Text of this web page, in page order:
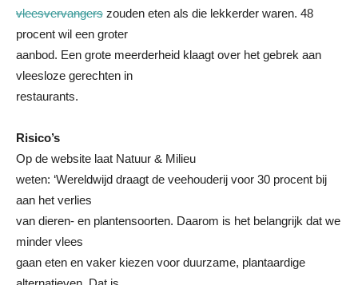
vleesvervangers zouden eten als die lekkerder waren. 48
procent wil een groter
aanbod. Een grote meerderheid klaagt over het gebrek aan
vleesloze gerechten in
restaurants.
Risico’s
Op de website laat Natuur & Milieu
weten: ‘Wereldwijd draagt de veehouderij voor 30 procent bij
aan het verlies
van dieren- en plantensoorten. Daarom is het belangrijk dat we
minder vlees
gaan eten en vaker kiezen voor duurzame, plantaardige